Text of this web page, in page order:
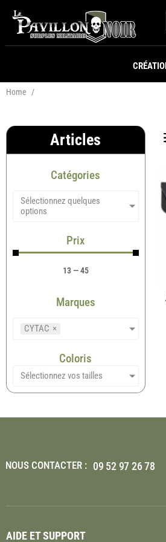
Home /
Articles
Catégories
Sélectionnez quelques
options
Prix
13—45
Marques
CYTAC ×
Coloris
Sélectionnez vos tailles
NOUS CONTACTER : 09 52 97 26 78
AIDE ET SUPPORT